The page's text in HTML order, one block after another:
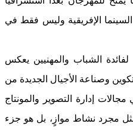
الإفريقية وليس فقط في
الشباب والمهنيين يعكس
وصناعة الأجيال الجديدة من
مجالات إدارة التصوير والمونتاج
يمثل مجرد نشاط موازٍ، بل هو جزء